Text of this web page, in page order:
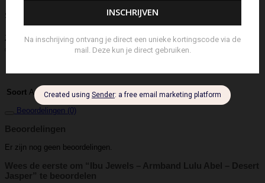
Stolp
Telefoontasje Textiel & Roomspray
Tote Bag
Travel Trigger Weekendtas
Wierookstokjes
Zeep
Zomerhoed
Aanvullende informatie
Soort Armbandje
Beoordelingen (0)
Beoordelingen
Er zijn nog geen beoordelingen.
Wees de eerste om “Ibu Jewels – Armband Lulu Abel – Desert
Jasper” te beoordelen